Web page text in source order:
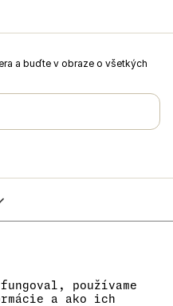
používame
a ako ich
a buďte v obraze o všetkých
v Obchodnom registri
268616.
používame registračné číslo